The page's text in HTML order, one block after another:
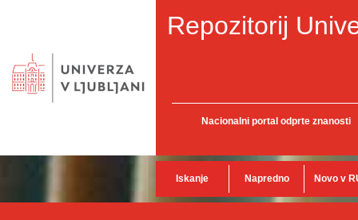
Repozitorij
Nacionalni portal odprte znanosti
Iskanje Napredno Novo v